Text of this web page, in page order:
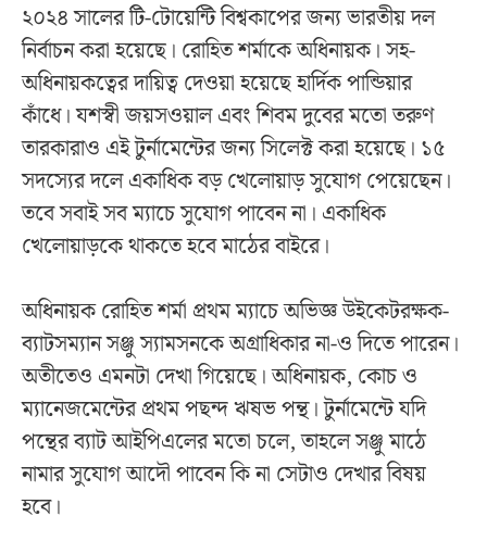
২০২৪ সালের টি-টোয়েন্টি বিশ্বকাপের জন্য ভারতীয় দল
নির্বাচন করা হয়েছে। রোহিত শর্মাকে অধিনায়ক। সহ-
অধিনায়কত্বের দায়িত্ব দেওয়া হয়েছে হার্দিক পান্ডিয়ার
কাঁধে। যশস্বী জয়সওয়াল এবং শিবম দুবের মতো তরুণ
তারকারাও এই টুর্নামেন্টের জন্য সিলেক্ট করা হয়েছে। ১৫
সদস্যের দলে একাধিক বড় খেলোয়াড় সুযোগ পেয়েছেন।
তবে সবাই সব ম্যাচে সুযোগ পাবেন না। একাধিক
খেলোয়াড়কে থাকতে হবে মাঠের বাইরে।
অধিনায়ক রোহিত শর্মা প্রথম ম্যাচে অভিজ্ঞ উইকেটরক্ষক-
ব্যাটসম্যান সঞ্জু স্যামসনকে অগ্রাধিকার না-ও দিতে পারেন।
অতীতেও এমনটা দেখা গিয়েছে। অধিনায়ক, কোচ ও
ম্যানেজমেন্টের প্রথম পছন্দ ঋষভ পন্থ। টুর্নামেন্টে যদি
পন্থের ব্যাট আইপিএলের মতো চলে, তাহলে সঞ্জু মাঠে
নামার সুযোগ আদৌ পাবেন কি না সেটাও দেখার বিষয়
হবে।